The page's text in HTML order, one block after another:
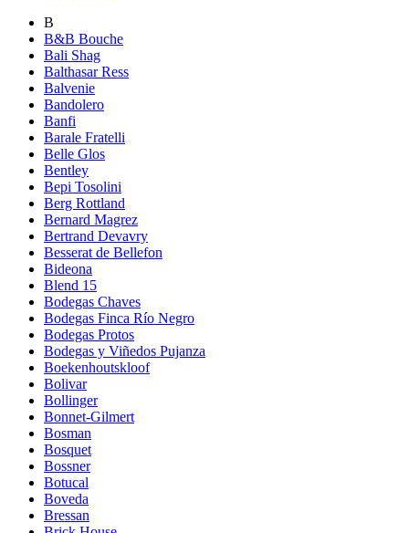
B
B&B Bouche
Bali Shag
Balthasar Ress
Balvenie
Bandolero
Banfi
Barale Fratelli
Belle Glos
Bentley
Bepi Tosolini
Berg Rottland
Bernard Magrez
Bertrand Devavry
Besserat de Bellefon
Bideona
Blend 15
Bodegas Chaves
Bodegas Finca Río Negro
Bodegas Protos
Bodegas y Viñedos Pujanza
Boekenhoutskloof
Bolivar
Bollinger
Bonnet-Gilmert
Bosman
Bosquet
Bossner
Botucal
Boveda
Bressan